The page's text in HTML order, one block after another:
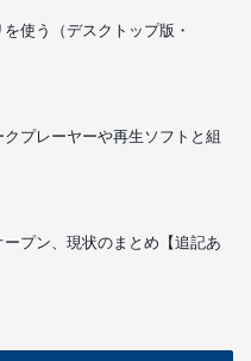
使う（デスクトップ版・
プレーヤーや再生ソフトと組
プン、現状のまとめ【追記あ